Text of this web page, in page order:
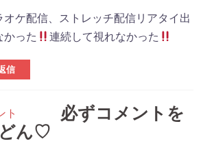
オケ配信、ストレッチ配信リアタイ出
かった
連続して視れなかった
信
ト
必ずコメントを
ん♡